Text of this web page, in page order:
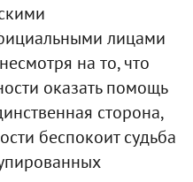
лицами
на то, что
оказать помощь
сторона,
беспокоит судьба